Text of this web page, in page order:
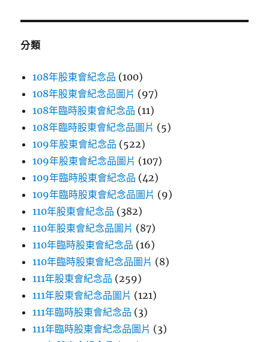
鍵
分類
108年股東會紀念品 (100)
108年股東會紀念品圖片 (97)
108年臨時股東會紀念品 (11)
108年臨時股東會紀念品圖片 (5)
109年股東會紀念品 (522)
109年股東會紀念品圖片 (107)
109年臨時股東會紀念品 (42)
109年臨時股東會紀念品圖片 (9)
110年股東會紀念品 (382)
110年股東會紀念品圖片 (87)
110年臨時股東會紀念品 (16)
110年臨時股東會紀念品圖片 (8)
111年股東會紀念品 (259)
111年股東會紀念品圖片 (121)
111年臨時股東會紀念品 (3)
111年臨時股東會紀念品圖片 (3)